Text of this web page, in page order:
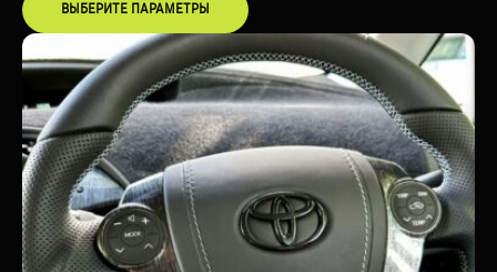
ВЫБЕРИТЕ ПАРАМЕТРЫ